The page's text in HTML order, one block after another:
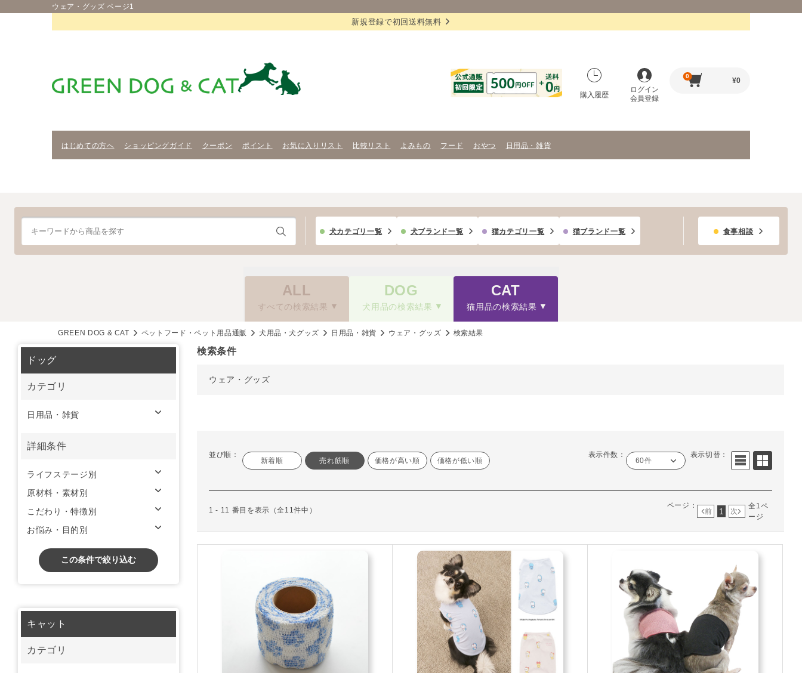
ウェア・グッズ ページ1
新規登録で初回送料無料
購入履歴
ログイン
会員登録
0
¥0
はじめての方へ ショッピングガイド クーポン ポイント お気に入りリスト 比較リスト よみもの フード おやつ 日用品・雑貨
犬カテゴリ一覧 犬ブランド一覧 猫カテゴリ一覧 猫ブランド一覧 食事相談
ALL
すべての検索結果
DOG
犬用品の検索結果
CAT
猫用品の検索結果
GREEN DOG & CAT ペットフード・ペット用品通販 犬用品・犬グッズ 日用品・雑貨 ウェア・グッズ 検索結果
検索条件
ウェア・グッズ
並び順：
新着順 売れ筋順 価格が高い順 価格が低い順
表示件数：
60件
表示切替：
1 - 11 番目を表示（全11件中）
ページ：
前 1 次
全1ペ
ージ
ドッグ
カテゴリ
日用品・雑貨
詳細条件
ライフステージ別
原材料・素材別
こだわり・特徴別
お悩み・目的別
この条件で絞り込む
キャット
カテゴリ